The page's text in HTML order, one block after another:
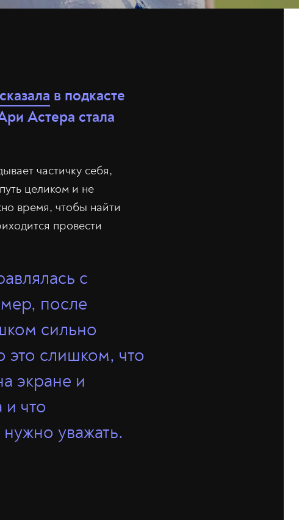
в подкасте
Астера стала
частичку себя,
целиком и не
время, чтобы найти
провести
с
после
сильно
это слишком, что
экране и
и что
уважать.